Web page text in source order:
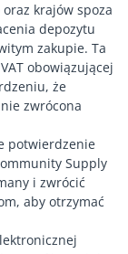
krajów spoza
depozytu
zakupie. Ta
obowiązującej
że
zwrócona
potwierdzenie
Supply
i zwrócić
aby otrzymać